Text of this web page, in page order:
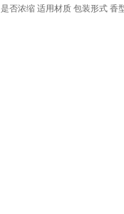
是否浓缩 适用材质 包装形式 香